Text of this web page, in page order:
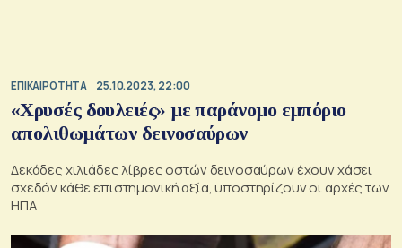
ΕΠΙΚΑΙΡΟΤΗΤΑ 25.10.2023, 22:00
«Χρυσές δουλειές» με παράνομο εμπόριο
απολιθωμάτων δεινοσαύρων
Δεκάδες χιλιάδες λίβρες οστών δεινοσαύρων έχουν χάσει
σχεδόν κάθε επιστημονική αξία, υποστηρίζουν οι αρχές των
ΗΠΑ